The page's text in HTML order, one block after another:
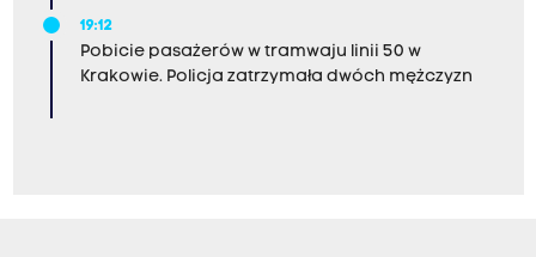
19:12
Pobicie pasażerów w tramwaju linii 50 w
Krakowie. Policja zatrzymała dwóch mężczyzn